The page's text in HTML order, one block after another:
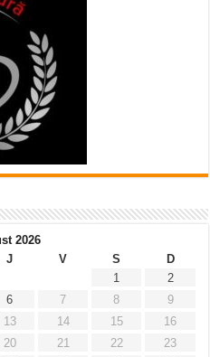
2026
J V S
D
1
2
6 7 8
9
13 14 15
16
20 21 22
23